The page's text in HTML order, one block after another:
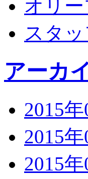
オリ
スタ
アーカ
2015年
2015年
2015年